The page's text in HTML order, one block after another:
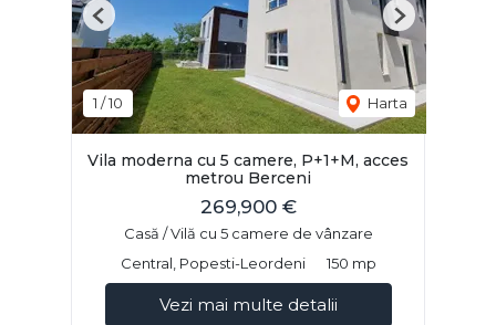
1 /10 Harta
Previous Next
Vila moderna cu 5 camere, P+1+M, acces
metrou Berceni
269,900 €
Casă / Vilă cu 5 camere de vânzare
Central, Popesti-Leordeni
150 mp
Vezi mai multe detalii